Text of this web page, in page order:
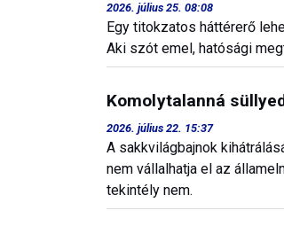
2026. július 25. 08:08
Egy titokzatos háttérerő
Aki szót emel, hatósági
Komolytalanná
2026. július 22. 15:37
A sakkvilágbajnok
nem vállalhatja el az
tekintély nem.